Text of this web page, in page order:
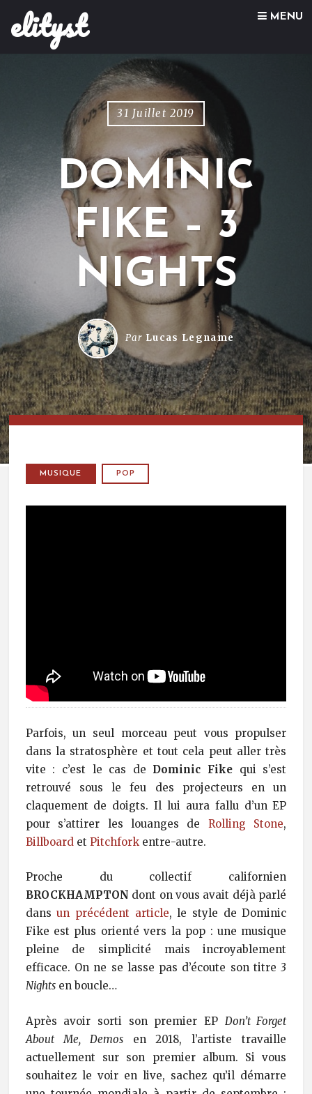
elityst MENU
Skip to content
31 Juillet 2019
DOMINIC
FIKE – 3
NIGHTS
Par Lucas Legname
MUSIQUE POP
Parfois, un seul morceau peut vous propulser
dans la stratosphère et tout cela peut aller très
vite : c’est le cas de Dominic Fike qui s’est
retrouvé sous le feu des projecteurs en un
claquement de doigts. Il lui aura fallu d’un EP
pour s’attirer les louanges de Rolling Stone,
Billboardet Pitchforkentre-autre.
Proche du collectif californien
BROCKHAMPTON dont on vous avait déjà parlé
dansun précédent article, le style de Dominic
Fike est plus orienté vers la pop : une musique
pleine de simplicité mais incroyablement
efficace. On ne se lasse pas d’écoute son titre3
Nightsen boucle…
Après avoir sorti son premier EP Don’t Forget
About Me, Demosen 2018, l’artiste travaille
actuellement sur son premier album. Si vous
souhaitez le voir en live, sachez qu’il démarre